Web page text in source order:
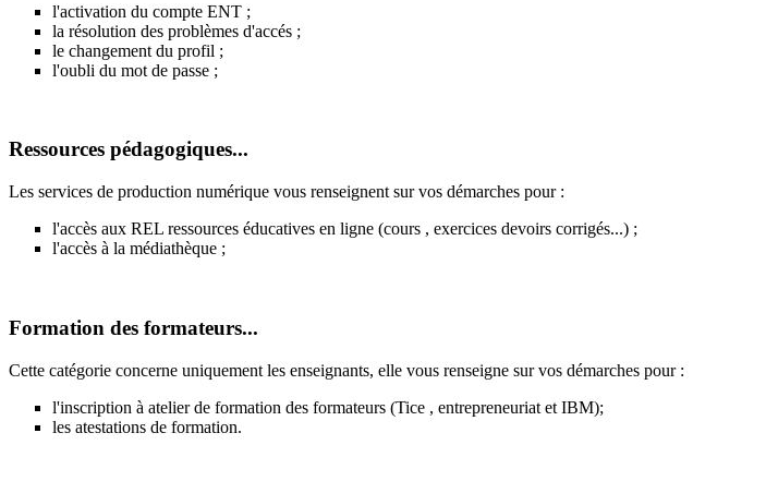
l'activation du compte ENT ;
la résolution des problèmes d'accés ;
le changement du profil ;
l'oubli du mot de passe ;
Ressources pédagogiques...
Les services de production numérique vous renseignent sur vos démarches pour :
l'accès aux REL ressources éducatives en ligne (cours , exercices devoirs corrigés...) ;
l'accès à la médiathèque ;
Formation des formateurs...
Cette catégorie concerne uniquement les enseignants, elle vous renseigne sur vos démarches pour :
l'inscription à atelier de formation des formateurs (Tice , entrepreneuriat et IBM);
les atestations de formation.